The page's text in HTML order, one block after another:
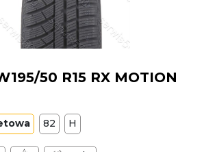
50 R15 RX MOTION
82 H